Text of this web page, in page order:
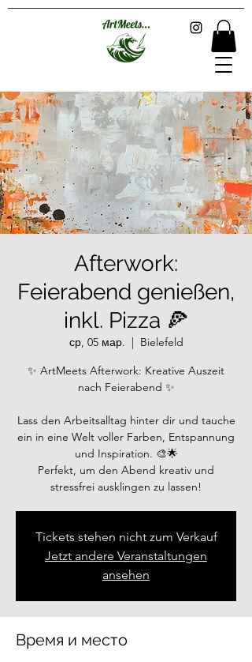
Afterwork:
Feierabend genießen,
inkl. Pizza 🍕
ср, 05 мар.
  |
Bielefeld
✨ ArtMeets Afterwork: Kreative Auszeit
nach Feierabend ✨
Lass den Arbeitsalltag hinter dir und tauche
ein in eine Welt voller Farben, Entspannung
und Inspiration. 🎨🌟
Perfekt, um den Abend kreativ und
Tickets stehen nicht zum Verkauf
Jetzt andere Veranstaltungen
ansehen
Время и место